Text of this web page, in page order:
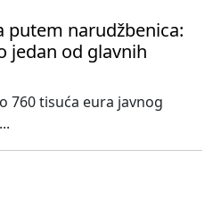
putem narudžbenica:
jedan od glavnih
760 tisuća eura javnog